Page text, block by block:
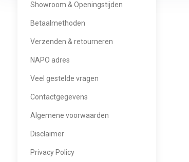
Showroom & Openingstijden
Betaalmethoden
Verzenden & retourneren
NAPO adres
Veel gestelde vragen
Contactgegevens
Algemene voorwaarden
Disclaimer
Privacy Policy